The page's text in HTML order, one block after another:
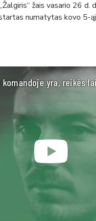
žais vasario 26
numatytas kovo 5-
komandoje yra, reikės